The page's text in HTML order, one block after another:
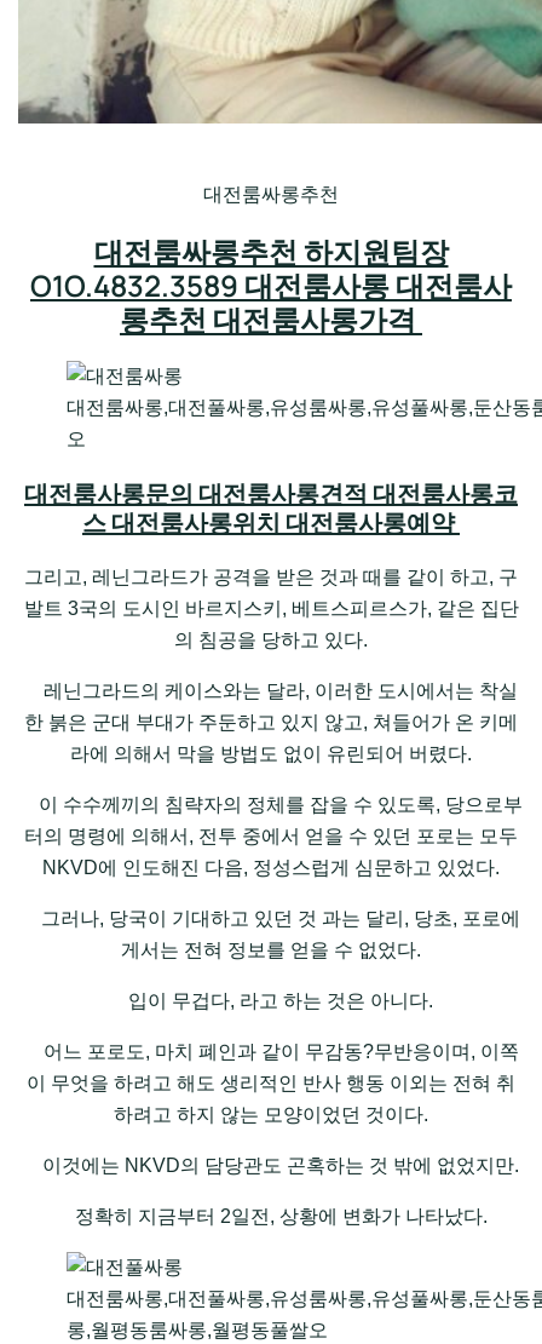
대전룸싸롱추천
대전룸싸롱추천 하지원팀장
O1O.4832.3589 대전룸사롱 대전룸사
롱추천 대전룸사롱가격
대전룸싸롱,대전풀싸롱,유성룸싸롱,유성풀싸롱,둔산
오
대전룸사롱문의 대전룸사롱견적 대전룸사롱코
스 대전룸사롱위치 대전룸사롱예약
그리고, 레닌그라드가 공격을 받은 것과 때를 같이 하고, 구
발트 3국의 도시인 바르지스키, 베트스피르스가, 같은 집단
의 침공을 당하고 있다.
레닌그라드의 케이스와는 달라, 이러한 도시에서는 착실
한 붉은 군대 부대가 주둔하고 있지 않고, 쳐들어가 온 키메
라에 의해서 막을 방법도 없이 유린되어 버렸다.
이 수수께끼의 침략자의 정체를 잡을 수 있도록, 당으로부
터의 명령에 의해서, 전투 중에서 얻을 수 있던 포로는 모두
NKVD에 인도해진 다음, 정성스럽게 심문하고 있었다.
그러나, 당국이 기대하고 있던 것 과는 달리, 당초, 포로에
게서는 전혀 정보를 얻을 수 없었다.
입이 무겁다, 라고 하는 것은 아니다.
어느 포로도, 마치 폐인과 같이 무감동?무반응이며, 이쪽
이 무엇을 하려고 해도 생리적인 반사 행동 이외는 전혀 취
하려고 하지 않는 모양이었던 것이다.
이것에는 NKVD의 담당관도 곤혹하는 것 밖에 없었지만.
정확히 지금부터 2일전, 상황에 변화가 나타났다.
대전룸싸롱,대전풀싸롱,유성룸싸롱,유성풀싸롱,둔산동
롱,월평동룸싸롱,월평동풀쌀오